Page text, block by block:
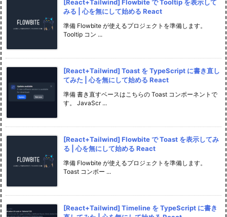
[React+Tailwind] Flowbite で Tooltip を表示して
みる | 心を無にして始める React
準備 Flowbite が使えるプロジェクトを準備します。
Tooltip コン ...
[React+Tailwind] Toast を TypeScript に書き直し
てみた | 心を無にして始める React
準備 書き直すベースはこちらの Toast コンポーネントで
す。 JavaScr ...
[React+Tailwind] Flowbite で Toast を表示してみ
る | 心を無にして始める React
準備 Flowbite が使えるプロジェクトを準備します。
Toast コンポー ...
[React+Tailwind] Timeline を TypeScript に書き